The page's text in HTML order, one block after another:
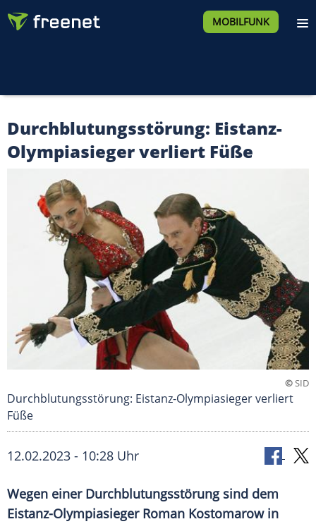
MOBILFUNK
Durchblutungsstörung: Eistanz-
Olympiasieger verliert Füße
©SID
Durchblutungsstörung: Eistanz-Olympiasieger verliert
Füße
12.02.2023 - 10:28 Uhr
Wegen einer Durchblutungsstörung sind dem
Eistanz-Olympiasieger Roman Kostomarow in